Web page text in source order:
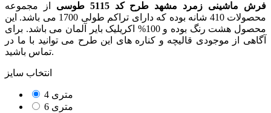
فرش ماشینی زمرد مشهد طرح کد 5115 طوسی
از مجموعه
محصولات 410 شانه بوده که دارای تراکم طولی 1700 می باشد. این
محصول هشت رنگ بوده و 100% اکریلیک بایر آلمان می باشد. برای
آگاهی از موجودی قالیچه و کناره های این طرح می توانید با ما در
تماس باشید.
انتخاب سایز
4 متری
6 متری